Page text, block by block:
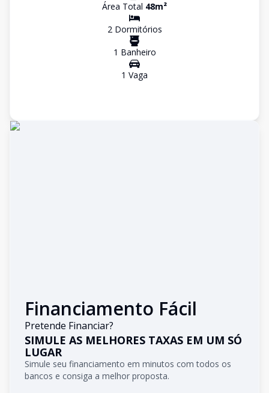
Área Total 48m²
2Dormitórios
1 Banheiro
1 Vaga
Financiamento Fácil
Pretende Financiar?
SIMULE AS MELHORES TAXAS EM UM SÓ
LUGAR
Simule seu financiamento em minutos com todos os
bancos e consiga a melhor proposta.